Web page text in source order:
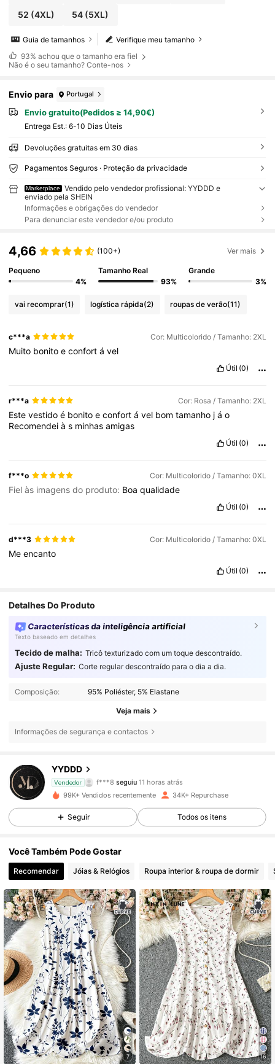
52 (4XL) 54 (5XL)
Verifique meu tamanho
Guia de tamanhos
93% achou que o tamanho era fiel
Não é o seu tamanho? Conte-nos
Envio para Portugal
Envio gratuito(Pedidos ≥ 14,90€)
Entrega Est.: 6-10 Dias Úteis
Devoluções gratuitas em 30 dias
Pagamentos Seguros · Proteção da privacidade
Marketplace
Vendido pelo vendedor profissional: YYDDD e
enviado pela SHEIN
Informações e obrigações do vendedor
Para denunciar este vendedor e/ou produto
4,66 (100+) Ver mais
Pequeno
4%
Tamanho Real
93%
Grande
3%
vai recomprar(1) logística rápida(2) roupas de verão(11)
c***a Cor: Multicolorido / Tamanho: 2XL
Muito bonitoeconfortável
Útil (0)
r***a Cor: Rosa / Tamanho: 2XL
Estevestidoé bonitoeconfortável bomtamanho jáo
Recomendeiàs minhasamigas
Útil (0)
f***o Cor: Multicolorido / Tamanho: 0XL
Fiel às imagens do produto: Boaqualidade
Útil (0)
d***3 Cor: Multicolorido / Tamanho: 0XL
Meencanto
Útil (0)
Detalhes Do Produto
Características da inteligência artificial
Texto baseado em detalhes
Tecido de malha: Tricô texturizado com um toque descontraído.
Ajuste Regular: Corte regular descontraído para o dia a dia.
Composição: 95% Poliéster, 5% Elastane
Veja mais
Informações de segurança e contactos
YYDDD
Vendedor
f***8 seguiu
11 horas atrás
4***3 está a navegar
4,81
5.1K Seguidores
4,81 5.1K Seguidores
4,81 5.1K Seguidores
4,81 5.1K Seguidores
4,81 5.1K Seguidores
99K+ Vendidos recentemente 34K+ Repurchase
Seguir Todos os itens
Você Também Pode Gostar
Recomendar Jóias & Relógios Roupa interior & roupa de dormir
7 16